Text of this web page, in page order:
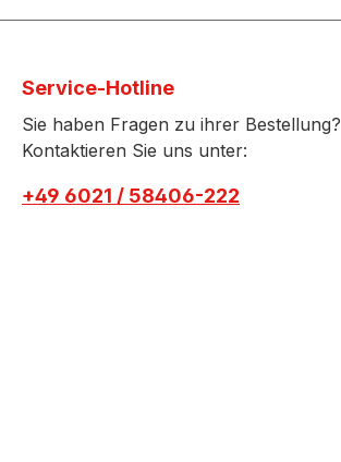
Service-Hotline
Sie haben Fragen zu ihrer Bestellung?
Kontaktieren Sie uns unter:
+49 6021 / 58406-222